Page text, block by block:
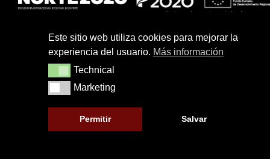
Este sitio web utiliza cookies para mejorar la
experiencia del usuario. Más información
TechnicalTechnical
MarketingMarketing
Permitir Salvar
Politica de privacidad
Politica de Cookies
Terminos y condiciones